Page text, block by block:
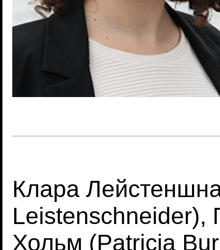
Клара
Leistenschneider),
Хольм (Patricia